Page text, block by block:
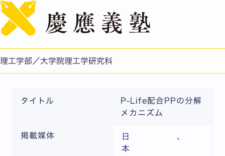
理工学部／大学院理工学研究科
【記事】P-Life配合PPの分解メカニズム【生命情報学
理工学部/理工学研究科
タイトル
P-Life配合PPの分解
メカニズム
掲載媒体
日
本
、